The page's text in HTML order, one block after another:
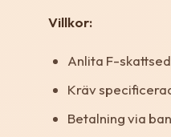
Villkor:
Anlita F-
Kräv
Betalning via